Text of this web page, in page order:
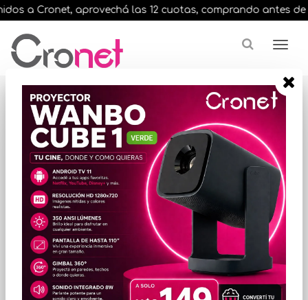
a Cronet, aprovechá las 12 cuotas, comprando antes de